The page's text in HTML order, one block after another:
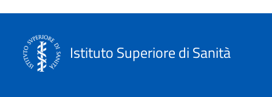
Istituto Superiore di Sanità